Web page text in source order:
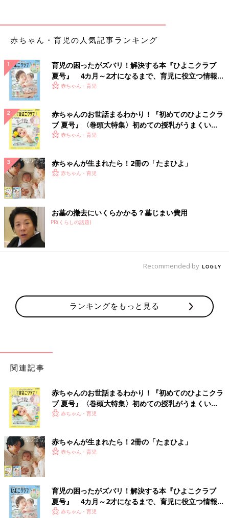
赤ちゃん・育児の人気記事ランキング
育児の困ったがズバリ！解決する本『ひよこクラブ
夏号』 4カ月～2才になるまで、育児に役立つ情報が
いっぱい！
赤ちゃん・育児
赤ちゃんのお世話まるわかり！『初めてのひよこクラ
ブ 夏号』〈巻頭大特集〉初めての授乳がうまくい
く！ おっぱい・ミルクの基本と夏のトラブル 解決テ
赤ちゃん・育児
赤ちゃんが生まれたら！2冊の「たまひよ」
赤ちゃん・育児
お墓の撤去にいくらかかる？墓じまい費用
PR(くらしの話題)
Recommended by
ランキングをもっと見る
関連記事
赤ちゃんのお世話まるわかり！『初めてのひよこクラ
ブ 夏号』〈巻頭大特集〉初めての授乳がうまくい
く！ おっぱい・ミルクの基本と夏のトラブル 解決テ
赤ちゃん・育児
赤ちゃんが生まれたら！2冊の「たまひよ」
赤ちゃん・育児
育児の困ったがズバリ！解決する本『ひよこクラブ
夏号』 4カ月～2才になるまで、育児に役立つ情報が
いっぱい！
赤ちゃん・育児